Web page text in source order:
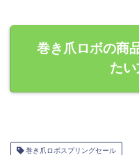
巻き爪ロボの商
た
巻き爪ロボスプリングセール